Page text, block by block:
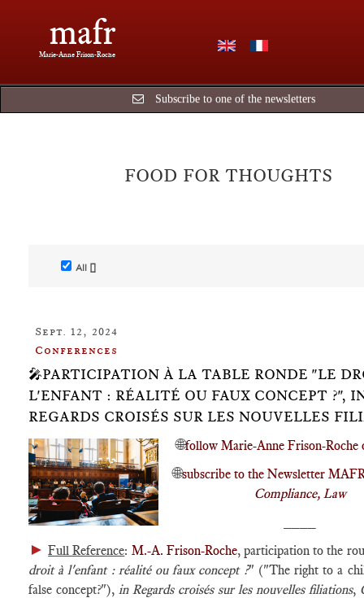
mafr
Marie-Anne Frison-Roche
Subscribe to one of the newsletters
FOOD FOR THOUGHTS
All []
Sept. 12, 2024
Conferences
🎤PARTICIPATION À LA TABLE RONDE "LE
L'ENFANT : RÉALITÉ OU FAUX CONCEPT ?",
REGARDS CROISÉS SUR LES NOUVELLES
🌐follow Marie-Anne Frison-Roche
🌐subscribe to the Newsletter
Compliance, Law
► Full Reference: M.-A. Frison-Roche, participation to the
droit à l'enfant : réalité ou faux concept ?" ("The right to a
false concept?"), in Regards croisés sur les nouvelles filiations,